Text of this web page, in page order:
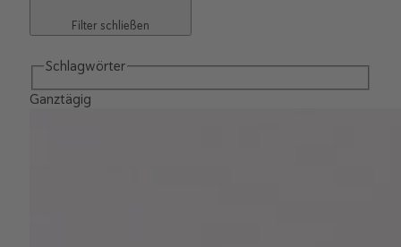
Filter schließen
Schlagwörter
Ganztägig